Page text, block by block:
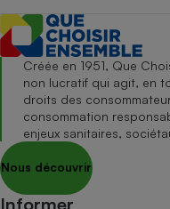
Créée en 1951, Que
non lucratif qui agit, en
droits des
consommation
enjeux sanitaires,
Nous découvrir
Informer